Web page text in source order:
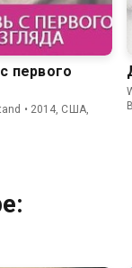
первого
• 2014, США,